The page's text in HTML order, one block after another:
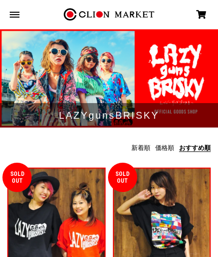
LAZYgunsBRISKY
新着順 価格順 おすすめ順
SOLD
OUT
SOLD
OUT